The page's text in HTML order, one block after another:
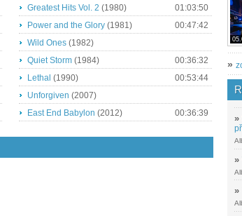
Greatest Hits Vol. 2 (1980)
01:03:50
Power and the Glory (1981)
00:47:42
Wild Ones (1982)
Quiet Storm (1984)
00:36:32
Lethal (1990)
00:53:44
Unforgiven (2007)
East End Babylon (2012) 00:36:39
»
»
»
»